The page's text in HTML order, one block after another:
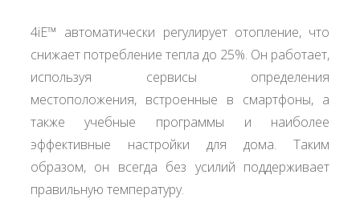
4iE™ автоматически регулирует отопление, что
снижает потребление тепла до 25%. Он работает,
используя сервисы определения
местоположения, встроенные в смартфоны, а
также учебные программы и наиболее
эффективные настройки для дома. Таким
образом, он всегда без усилий поддерживает
правильную температуру.